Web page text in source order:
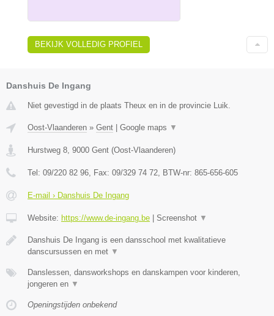
BEKIJK VOLLEDIG PROFIEL
Danshuis De Ingang
Niet gevestigd in de plaats Theux en in de provincie Luik.
Oost-Vlaanderen » Gent Google maps ▼
Hurstweg 8 9000 Gent (Oost-Vlaanderen)
Tel: 09/220 82 96 , Fax: 09/329 74 72 , BTW-nr: 865-656-605
E-mail › Danshuis De Ingang
Website: https://www.de-ingang.be Screenshot ▼
Danshuis De Ingang is een dansschool met kwalitatieve
danscursussen en met ▼
Danslessen, dansworkshops en danskampen voor kinderen,
jongeren en ▼
Openingstijden onbekend